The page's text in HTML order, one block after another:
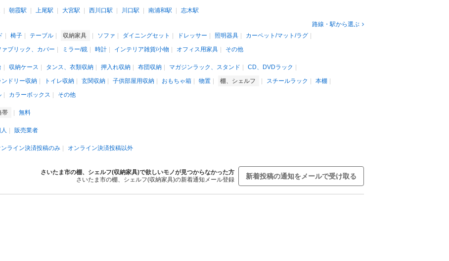
朝霞駅 上尾駅 大宮駅 西川口駅 川口駅 南浦和駅
志木駅
路線・駅から選ぶ
椅子 テーブル 収納家具 ソファ ダイニングセット ドレッサー 照明器具
カーペット/マット/ラグ
ァブリック、カバー ミラー/鏡 時計 インテリア雑貨/小物 オフィス用家具 その他
収納ケース タンス、衣類収納 押入れ収納 布団収納 マガジンラック、スタンド
CD、DVDラック
ンドリー収納 トイレ収納 玄関収納 子供部屋用収納 おもちゃ箱 物置 棚、シェルフ スチールラック
本棚
カラーボックス その他
帯 無料
販売業者
ンライン決済投稿のみ オンライン決済投稿以外
さいたま市の棚、シェルフ(収納家具)で欲しいモノが見つからなかった方
さいたま市の棚、シェルフ(収納家具)の新着通知メール登録
新着投稿の通知をメールで受け取る